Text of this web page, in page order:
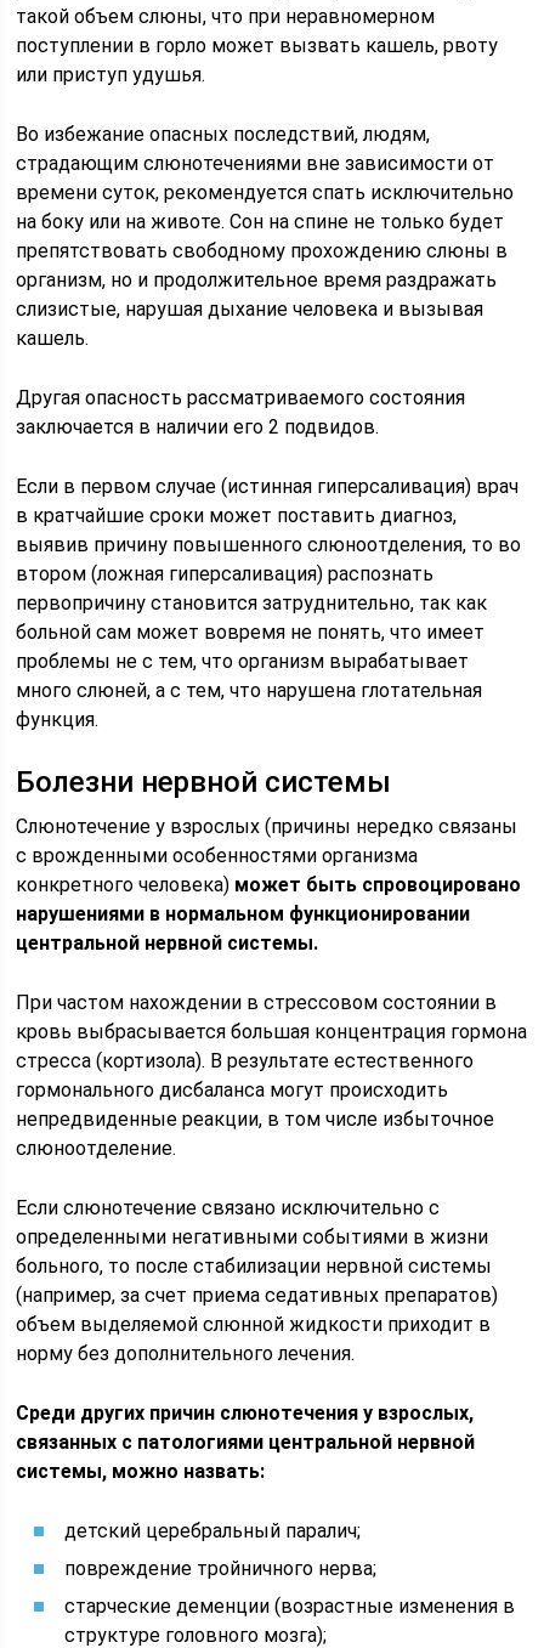
такой объем слюны, что при неравномерном
поступлении в горло может вызвать кашель, рвоту
или приступ удушья.
Во избежание опасных последствий, людям,
страдающим слюнотечениями вне зависимости от
времени суток, рекомендуется спать исключительно
на боку или на животе. Сон на спине не только будет
препятствовать свободному прохождению слюны в
организм, но и продолжительное время раздражать
слизистые, нарушая дыхание человека и вызывая
кашель.
Другая опасность рассматриваемого состояния
заключается в наличии его 2 подвидов.
Если в первом случае (истинная гиперсаливация) врач
в кратчайшие сроки может поставить диагноз,
выявив причину повышенного слюноотделения, то во
втором (ложная гиперсаливация) распознать
первопричину становится затруднительно, так как
больной сам может вовремя не понять, что имеет
проблемы не с тем, что организм вырабатывает
много слюней, а с тем, что нарушена глотательная
функция.
Болезни нервной системы
Слюнотечение у взрослых (причины нередко связаны
с врожденными особенностями организма
конкретного человека) может быть спровоцировано
нарушениями в нормальном функционировании
центральной нервной системы.
При частом нахождении в стрессовом состоянии в
кровь выбрасывается большая концентрация гормона
стресса (кортизола). В результате естественного
гормонального дисбаланса могут происходить
непредвиденные реакции, в том числе избыточное
слюноотделение.
Если слюнотечение связано исключительно с
определенными негативными событиями в жизни
больного, то после стабилизации нервной системы
(например, за счет приема седативных препаратов)
объем выделяемой слюнной жидкости приходит в
норму без дополнительного лечения.
Среди других причин слюнотечения у взрослых,
связанных с патологиями центральной нервной
системы, можно назвать:
детский церебральный паралич;
повреждение тройничного нерва;
старческие деменции (возрастные изменения в
структуре головного мозга);